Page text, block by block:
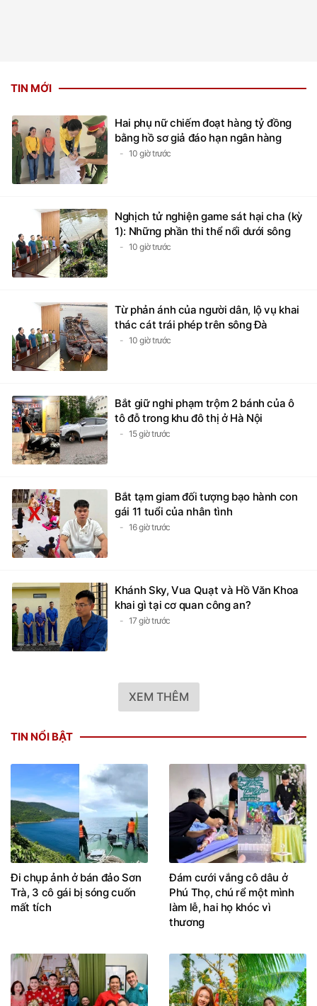
TIN MỚI
Hai phụ nữ chiếm đoạt hàng tỷ đồng
bằng hồ sơ giả đáo hạn ngân hàng
10 giờ trước
Nghịch tử nghiện game sát hại cha (kỳ
1): Những phần thi thể nổi dưới sông
10 giờ trước
Từ phản ánh của người dân, lộ vụ khai
thác cát trái phép trên sông Đà
10 giờ trước
Bắt giữ nghi phạm trộm 2 bánh của ô
tô đỗ trong khu đô thị ở Hà Nội
15 giờ trước
Bắt tạm giam đối tượng bạo hành con
gái 11 tuổi của nhân tình
16 giờ trước
Khánh Sky, Vua Quạt và Hồ Văn Khoa
khai gì tại cơ quan công an?
17 giờ trước
XEM THÊM
TIN NỔI BẬT
Đi chụp ảnh ở bán đảo Sơn
Trà, 3 cô gái bị sóng cuốn
mất tích
Đám cưới vắng cô dâu ở
Phú Thọ, chú rể một mình
làm lễ, hai họ khóc vì
thương